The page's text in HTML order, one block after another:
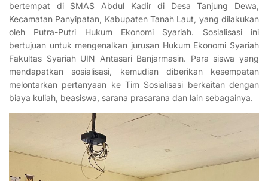
bertempat di SMAS Abdul Kadir di Desa Tanjung Dewa,
Kecamatan Panyipatan, Kabupaten Tanah Laut, yang dilakukan
oleh Putra-Putri Hukum Ekonomi Syariah. Sosialisasi ini
bertujuan untuk mengenalkan jurusan Hukum Ekonomi Syariah
Fakultas Syariah UIN Antasari Banjarmasin. Para siswa yang
mendapatkan sosialisasi, kemudian diberikan kesempatan
melontarkan pertanyaan ke Tim Sosialisasi berkaitan dengan
biaya kuliah, beasiswa, sarana prasarana dan lain sebagainya.